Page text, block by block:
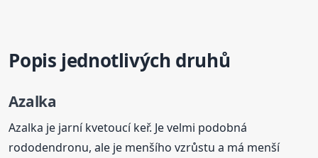
Popis jednotlivých druhů
Azalka
Azalka je jarní kvetoucí keř. Je velmi podobná
rododendronu, ale je menšího vzrůstu a má menší